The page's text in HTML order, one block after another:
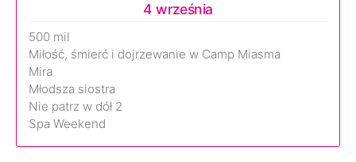
4 września
500 mil
Miłość, śmierć i dojrzewanie w Camp Miasma
Mira
Młodsza siostra
Nie patrz w dół 2
Spa Weekend